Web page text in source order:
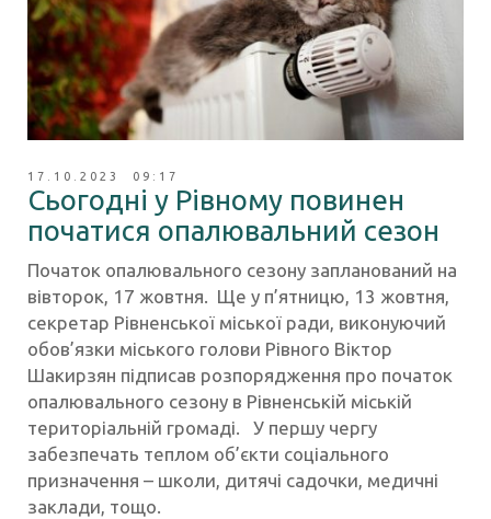
17.10.2023 09:17
Сьогодні у Рівному повинен
початися опалювальний сезон
Початок опалювального сезону запланований на
вівторок, 17 жовтня. Ще у п’ятницю, 13 жовтня,
секретар Рівненської міської ради, виконуючий
обов’язки міського голови Рівного Віктор
Шакирзян підписав розпорядження про початок
опалювального сезону в Рівненській міській
територіальній громаді. У першу чергу
забезпечать теплом об’єкти соціального
призначення – школи, дитячі садочки, медичні
заклади, тощо.